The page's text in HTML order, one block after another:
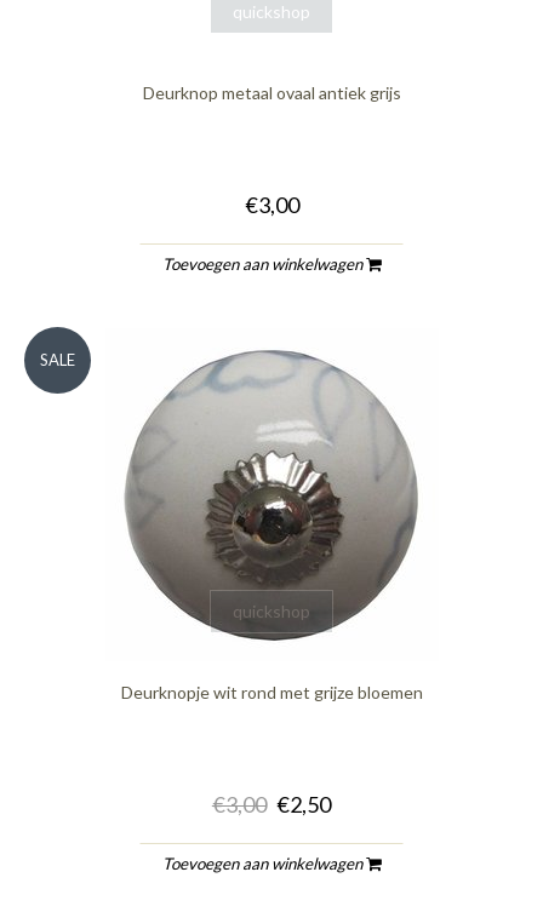
quickshop
Deurknop metaal ovaal antiek grijs
€3,00
Toevoegen aan winkelwagen
quickshop
SALE
Deurknopje wit rond met grijze bloemen
€3,00 €2,50
Toevoegen aan winkelwagen